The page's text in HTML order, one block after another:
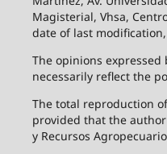
Magisterial, Vhsa,
date of last
The opinions
necessarily reflect the
The total reproduction
provided that the
y Recursos